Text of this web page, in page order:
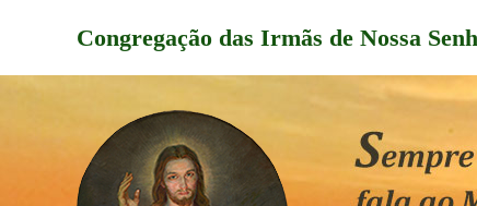
Congregação das Irmãs de Nossa